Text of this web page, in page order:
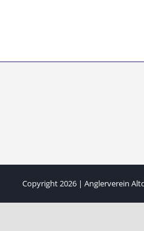
Copyright 2026 | Anglerverein